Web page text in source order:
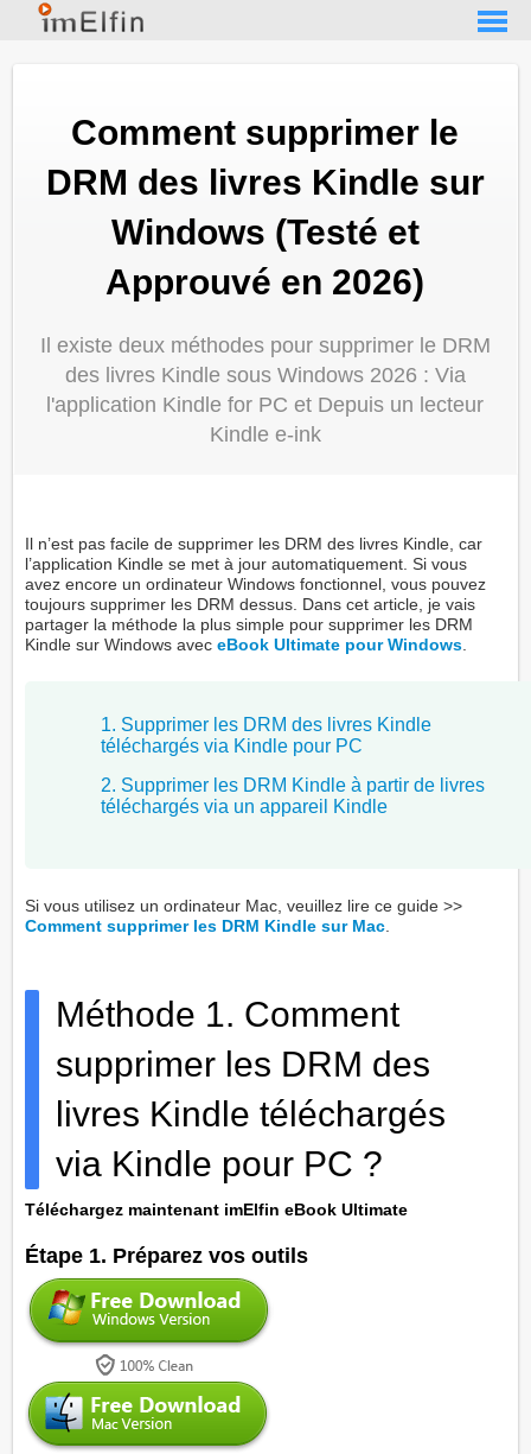
Comment supprimer le
DRM des livres Kindle sur
Windows (Testé et
Approuvé en 2026)
Il existe deux méthodes pour supprimer le DRM
des livres Kindle sous Windows 2026 : Via
l'application Kindle for PC et Depuis un lecteur
Kindle e-ink
Il n’est pas facile de supprimer les DRM des livres Kindle, car
l’application Kindle se met à jour automatiquement. Si vous
avez encore un ordinateur Windows fonctionnel, vous pouvez
toujours supprimer les DRM dessus. Dans cet article, je vais
partager la méthode la plus simple pour supprimer les DRM
Kindle sur Windows aveceBook Ultimate pour Windows
1. Supprimer les DRM des livres Kindle
téléchargés via Kindle pour PC
2. Supprimer les DRM Kindle à partir de livres
téléchargés via un appareil Kindle
Si vous utilisez un ordinateur Mac, veuillez lire ce guide >>
Comment supprimer les DRM Kindle sur Mac
Méthode 1. Comment
supprimer les DRM des
livres Kindle téléchargés
via Kindle pour PC ?
Téléchargez maintenant imElfin eBook Ultimate
Étape 1. Préparez vos outils